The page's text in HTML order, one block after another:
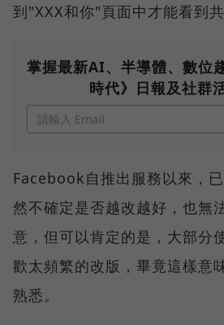
到"XXX和你"頁面中才能看到共
掌握最新AI、半導體、數位
時代》日報及社群
Facebook自推出服務以來，
然不確定是否越改越好，也無
意，但可以肯定的是，大部分
歡太頻繁的改版，畢竟這樣意
熟悉。